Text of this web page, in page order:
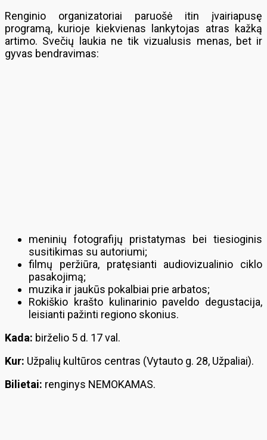
Renginio organizatoriai paruošė itin įvairiapusę
programą, kurioje kiekvienas lankytojas atras kažką
artimo. Svečių laukia ne tik vizualusis menas, bet ir
gyvas bendravimas:
meninių fotografijų pristatymas bei tiesioginis
susitikimas su autoriumi;
filmų peržiūra, pratęsianti audiovizualinio ciklo
pasakojimą;
muzika ir jaukūs pokalbiai prie arbatos;
Rokiškio krašto kulinarinio paveldo degustacija,
leisianti pažinti regiono skonius.
Kada: birželio 5 d. 17 val.
Kur: Užpalių kultūros centras (Vytauto g. 28, Užpaliai).
Bilietai: renginys NEMOKAMAS.